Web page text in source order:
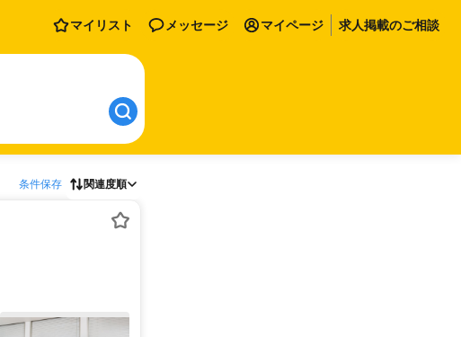
マイリスト メッセージ マイページ 求人掲載のご相談
条件保存 関連度順